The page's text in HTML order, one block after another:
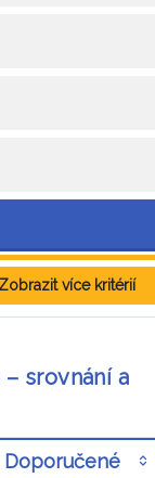
Zobrazit více kritérií
srovnání a
Doporučené